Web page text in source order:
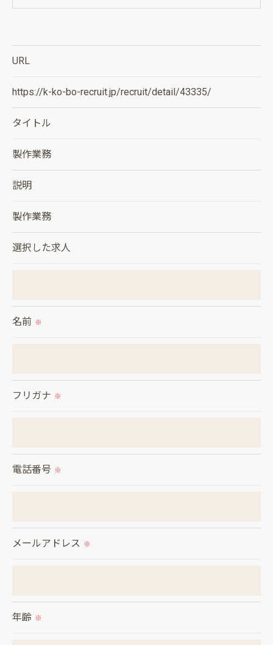
ません。
＜個人情報の委託について＞
これらの委託先に対しては個人情報保護契約等の措
＜個人情報の安全管理＞
当社では、個人情報の漏洩等がなされないよう、適
＜個人情報を与えなかった場合に生じる結果＞
必要な情報を頂けない場合は、それに対応した当社
＜個人情報の開示･訂正・削除･利用停止の手続につ
用停止の手続を定めさせて頂いております。
ご本人である事を確認のうえ、対応させて頂きま
きにつきましては、お電話でお問合せ下さい。
URL
https://k-ko-bo-recruit.jp/recruit/detail/43335/
タイトル
製作業務
説明
製作業務
選択した求人
名前 ※
フリガナ ※
電話番号 ※
メールアドレス ※
年齢 ※